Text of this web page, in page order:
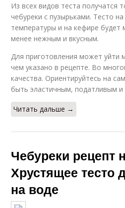
Из всех видов теста получатся
чебуреки с пузырьками. Тесто
температуры и на кефире будет
менее нежным и вкусным.
Для приготовления может уйти
чем указано в рецепте. Во
качества. Ориентируйтесь на
быть эластичным, податливым и
Читать дальше →
Чебуреки рецепт
Хрустящее тесто
на воде